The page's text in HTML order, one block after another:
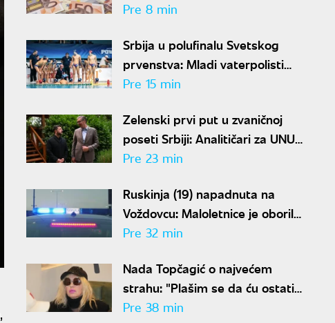
,
Pre 8 min
Srbija u polufinalu Svetskog
prvenstva: Mladi vaterpolisti
srušili Brazil, sada ih čeka
Pre 15 min
Zelenski prvi put u zvaničnoj
poseti Srbiji: Analitičari za UNU
objašnjavaju šta donosi susret u
Moskva
Pre 23 min
Ruskinja (19) napadnuta na
Voždovcu: Maloletnice je oborile
i tukle zbog ranca
Pre 32 min
Nada Topčagić o najvećem
strahu: "Plašim se da ću ostati
sama u grobu"
Pre 38 min